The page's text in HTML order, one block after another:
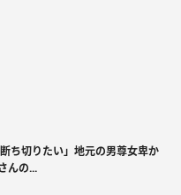
ち切りたい」地元の男尊女卑か
んの...